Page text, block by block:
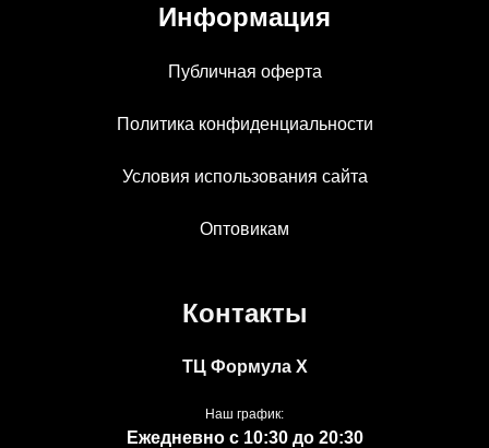
Информация
Публичная оферта
Политика конфиденциальности
Условия использования сайта
Оптовикам
Контакты
ТЦ Формула Х
Наш график:
Ежедневно с 10:30 до 20:30